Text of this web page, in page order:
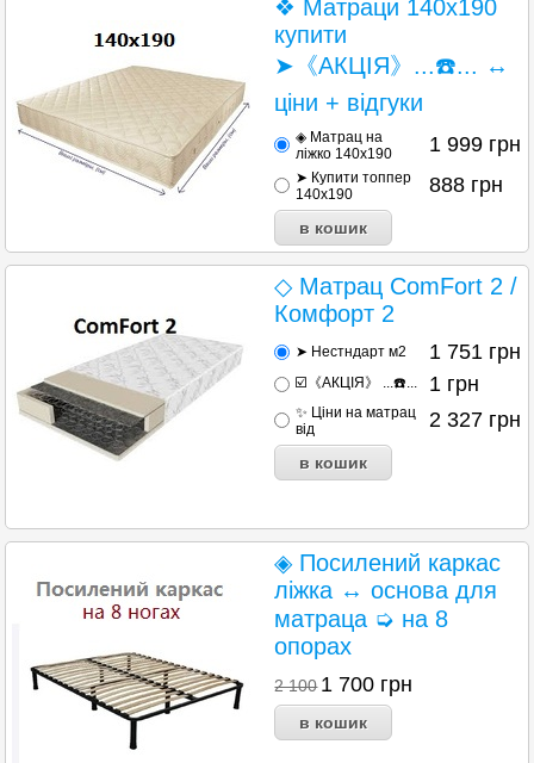
❖ Матраци 140х190
купити
➤《АКЦІЯ》...☎️... ↔
ціни + відгуки
◈ Матрац на
ліжко 140x190
1 999 грн
➤ Купити топпер
140x190
888 грн
◇ Матрац ComFort 2 /
Комфорт 2
➤ Нестндарт м2 1 751 грн
☑️《АКЦІЯ》 ...☎️... 1 грн
✨ Ціни на матрац
від
2 327 грн
◈ Посилений каркас
ліжка ↔ основа для
матраца ➭ на 8
опорах
2 100 1 700 грн